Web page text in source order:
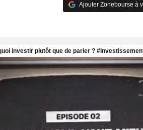
Ajouter Zonebourse à